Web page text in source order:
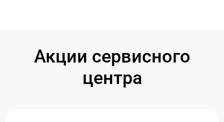
Акции сервисного
центра